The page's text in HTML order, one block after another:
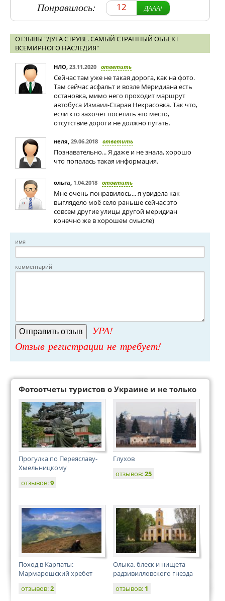
Понравилось: 12 ДААА!
ОТЗЫВЫ "ДУГА СТРУВЕ. САМЫЙ СТРАННЫЙ ОБЪЕКТ
ВСЕМИРНОГО НАСЛЕДИЯ"
НЛО, 23.11.2020 ответить
Сейчас там уже не такая дорога, как на фото.
Там сейчас асфальт и возле Меридиана есть
остановка, мимо него проходит маршрут
автобуса Измаил-Старая Некрасовка. Так что,
если кто захочет посетить это место,
отсутствие дороги не должно пугать.
неля, 29.06.2018 ответить
Познавательно... Я даже и не знала, хорошо
что попалась такая информация.
ольга, 1.04.2018 ответить
Мне очень понравилось... я увидела как
выглядело моё село раньше сейчас это
совсем другие улицы другой меридиан
конечно же в хорошем смысле)
имя
комментарий
УРА!
Отзыв регистрации не требует!
Фотоотчеты туристов о Украине и не только
Прогулка по Переяславу-
Хмельницкому
отзывов:9
Глухов
отзывов:25
Поход в Карпаты:
Мармарошский хребет
отзывов:2
Олыка, блеск и нищета
радзивилловского гнезда
отзывов: 1